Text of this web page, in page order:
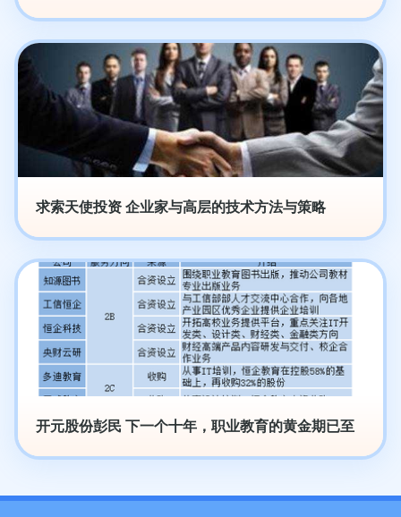
求索天使投资 企业家与高层的技术方法与策略
开元股份彭民 下一个十年，职业教育的黄金期已至